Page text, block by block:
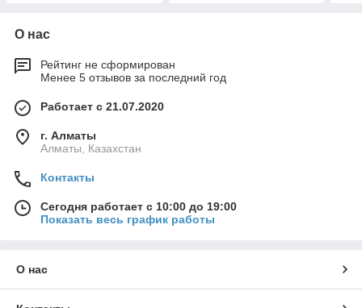
О нас
Рейтинг не сформирован
Менее 5 отзывов за последний год
Работает с 21.07.2020
г. Алматы
Алматы, Казахстан
Контакты
Сегодня работает с 10:00 до 19:00
Показать весь график работы
О нас